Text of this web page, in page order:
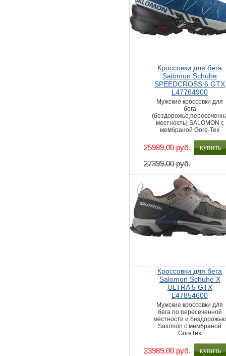
Кроссовки для бега
Salomon Schuhe
SPEEDCROSS 6 GTX
L47764900
Мужские кроссовки для
бега
местность) SALOMON с
мембраной Gore-Tex
25989,00 руб.
27399,00 руб.
купить
Кроссовки для бега
Salomon Schuhe X
ULTRA 5 GTX
L47854600
Мужские кроссовки для
бега по пересеченной
местности и бездорожью
Salomon с мембраной
GoreTex
23989,00 руб.
купить